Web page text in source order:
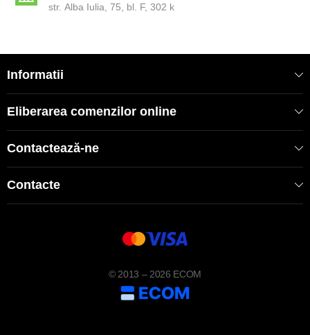
str. Alba Iulia, 75, bl. F, 302 k
Informatii
Eliberarea comenzilor online
Contactează-ne
Contacte
© 2013 – 2026 ECOM